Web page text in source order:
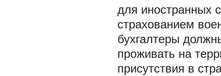
для иностранных
страхованием
бухгалтеры
проживать на
присутствия в